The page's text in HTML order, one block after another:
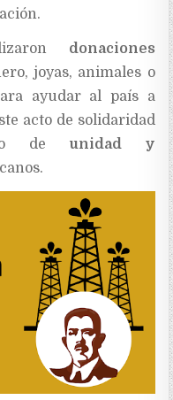
donaciones
joyas, animales o
ayudar al país a
acto de solidaridad
de unidad y